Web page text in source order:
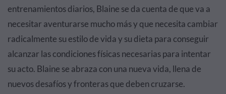
entrenamientos diarios, Blaine se da cuenta de que va a
necesitar aventurarse mucho más y que necesita cambiar
radicalmente su estilo de vida y su dieta para conseguir
alcanzar las condiciones físicas necesarias para intentar
su acto. Blaine se abraza con una nueva vida, llena de
nuevos desafíos y fronteras que deben cruzarse.